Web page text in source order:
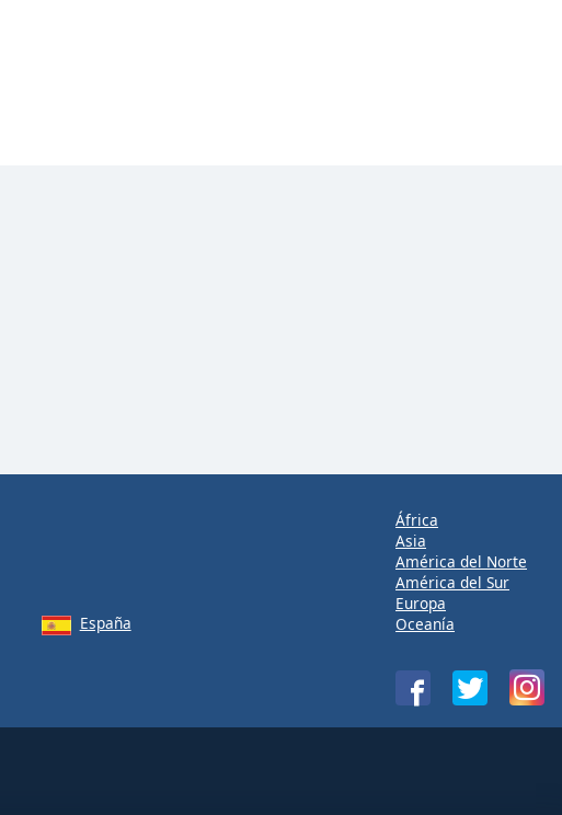
España
África
Asia
América del Norte
América del Sur
Europa
Oceanía